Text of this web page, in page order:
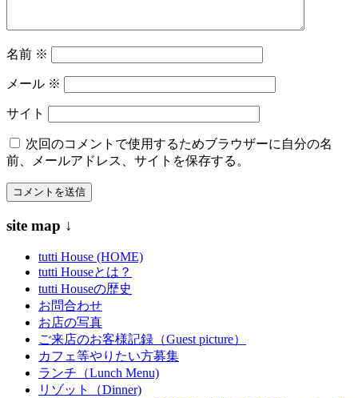
名前 ※
メール ※
サイト
次回のコメントで使用するためブラウザーに自分の名
前、メールアドレス、サイトを保存する。
site map ↓
tutti House (HOME)
tutti Houseとは？
tutti Houseの歴史
お問合わせ
お店の写真
ご来店のお客様記録（Guest picture）
カフェ等やりたい方募集
ランチ（Lunch Menu)
リゾット（Dinner)